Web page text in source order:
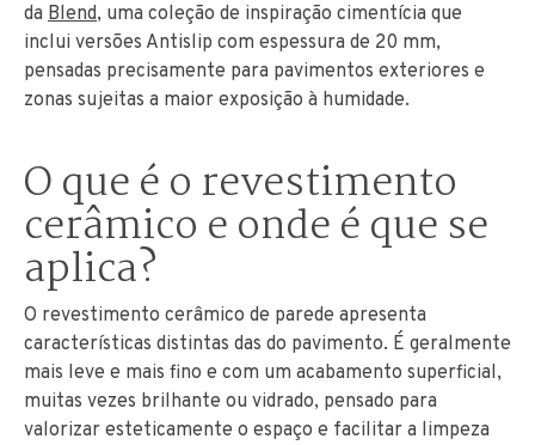
da Blend, uma coleção de inspiração cimentícia que
inclui versões Antislip com espessura de 20 mm,
pensadas precisamente para pavimentos exteriores e
zonas sujeitas a maior exposição à humidade.
O que é o revestimento
cerâmico e onde é que se
aplica?
O revestimento cerâmico de parede apresenta
características distintas das do pavimento. É geralmente
mais leve e mais fino e com um acabamento superficial,
muitas vezes brilhante ou vidrado, pensado para
valorizar esteticamente o espaço e facilitar a limpeza